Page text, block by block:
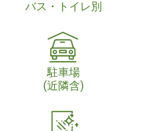
バス・トイレ別
駐車場
(近隣含)